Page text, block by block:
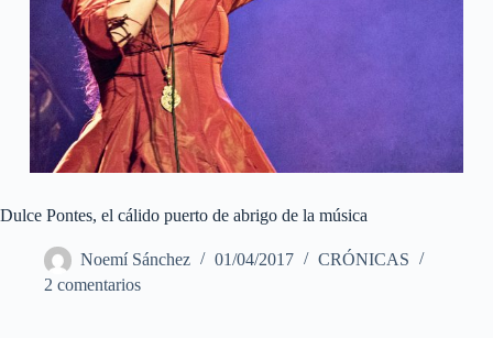
Dulce Pontes, el cálido puerto de abrigo de la música
Noemí Sánchez 01/04/2017
CRÓNICAS
2 comentarios